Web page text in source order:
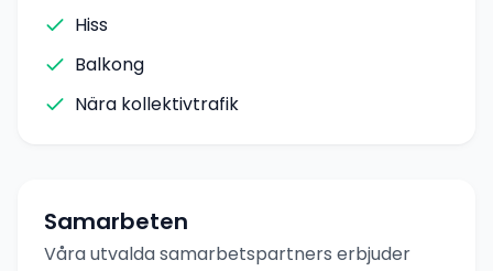
Hiss
Balkong
Nära kollektivtrafik
Samarbeten
Våra utvalda samarbetspartners erbjuder